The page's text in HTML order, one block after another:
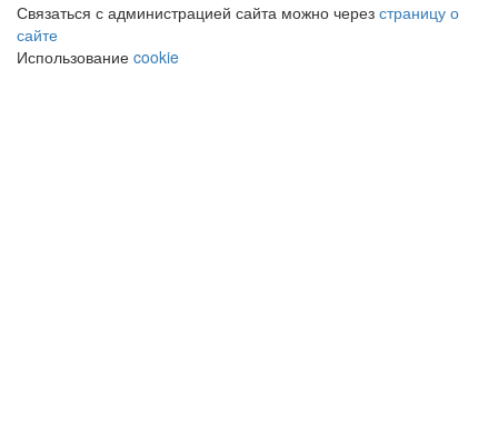
Связаться с администрацией сайта можно через страницу о
сайте
Использование cookie